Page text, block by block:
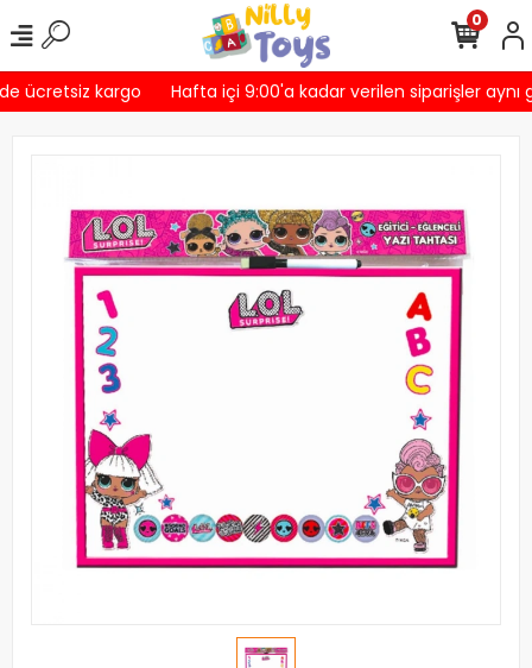
ücretsiz kargo Hafta içi 9:00'a kadar verilen siparişler aynı
0